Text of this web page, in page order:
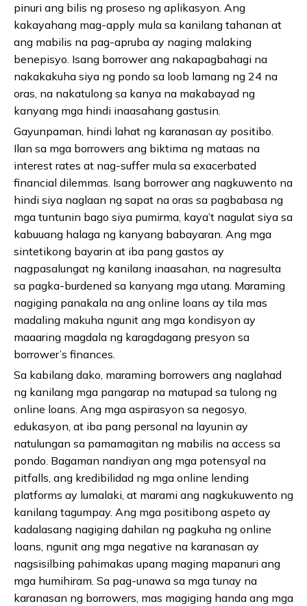
pinuri ang bilis ng proseso ng aplikasyon. Ang
kakayahang mag-apply mula sa kanilang tahanan at
ang mabilis na pag-apruba ay naging malaking
benepisyo. Isang borrower ang nakapagbahagi na
nakakakuha siya ng pondo sa loob lamang ng 24 na
oras, na nakatulong sa kanya na makabayad ng
kanyang mga hindi inaasahang gastusin.
Gayunpaman, hindi lahat ng karanasan ay positibo.
Ilan sa mga borrowers ang biktima ng mataas na
interest rates at nag-suffer mula sa exacerbated
financial dilemmas. Isang borrower ang nagkuwento na
hindi siya naglaan ng sapat na oras sa pagbabasa ng
mga tuntunin bago siya pumirma, kaya’t nagulat siya sa
kabuuang halaga ng kanyang babayaran. Ang mga
sintetikong bayarin at iba pang gastos ay
nagpasalungat ng kanilang inaasahan, na nagresulta
sa pagka-burdened sa kanyang mga utang. Maraming
nagiging panakala na ang online loans ay tila mas
madaling makuha ngunit ang mga kondisyon ay
maaaring magdala ng karagdagang presyon sa
borrower’s finances.
Sa kabilang dako, maraming borrowers ang naglahad
ng kanilang mga pangarap na matupad sa tulong ng
online loans. Ang mga aspirasyon sa negosyo,
edukasyon, at iba pang personal na layunin ay
natulungan sa pamamagitan ng mabilis na access sa
pondo. Bagaman nandiyan ang mga potensyal na
pitfalls, ang kredibilidad ng mga online lending
platforms ay lumalaki, at marami ang nagkukuwento ng
kanilang tagumpay. Ang mga positibong aspeto ay
kadalasang nagiging dahilan ng pagkuha ng online
loans, ngunit ang mga negative na karanasan ay
nagsisilbing pahimakas upang maging mapanuri ang
mga humihiram. Sa pag-unawa sa mga tunay na
karanasan ng borrowers, mas magiging handa ang mga